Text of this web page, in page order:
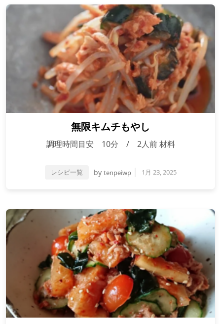
無限キムチもやし
調理時間目安 10分 / 2人前 材料
レシピ一覧 by tenpeiwp 1月 23, 2025